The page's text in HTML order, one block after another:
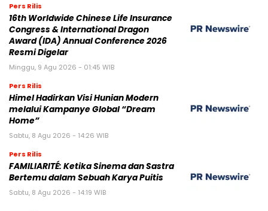
Pers Rilis
16th Worldwide Chinese Life Insurance
Congress & International Dragon
Award (IDA) Annual Conference 2026
Resmi Digelar
Minggu, 9 Agu 2026 - 01:45 WIB
Pers Rilis
Himel Hadirkan Visi Hunian Modern
melalui Kampanye Global “Dream
Home”
Sabtu, 8 Agu 2026 - 14:26 WIB
Pers Rilis
FAMILIARITÉ: Ketika Sinema dan Sastra
Bertemu dalam Sebuah Karya Puitis
Sabtu, 8 Agu 2026 - 14:19 WIB